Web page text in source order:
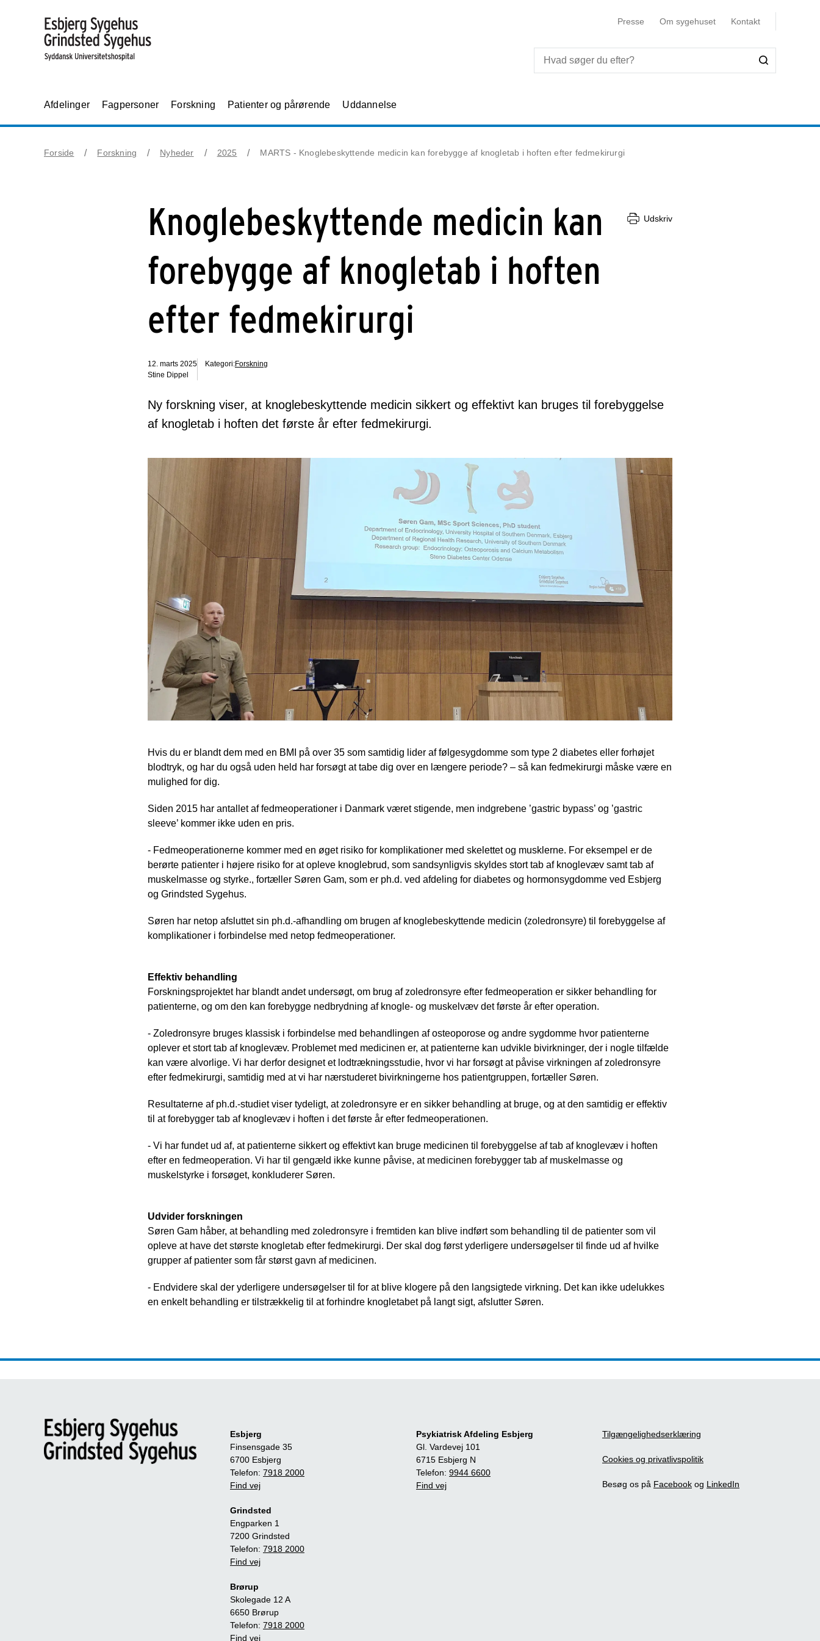
Presse Om sygehuset Kontakt
Afdelinger Fagpersoner Forskning Patienter og pårørende Uddannelse
Forside Forskning Nyheder 2025 MARTS - Knoglebeskyttende medicin kan forebygge af knogletab i hoften efter fedmekirurgi
Knoglebeskyttende medicin kan
forebygge af knogletab i hoften
efter fedmekirurgi
Udskriv
12. marts 2025
Stine Dippel
Kategori:Forskning
Ny forskning viser, at knoglebeskyttende medicin sikkert og effektivt kan bruges til forebyggelse
af knogletab i hoften det første år efter fedmekirurgi.
Hvis du er blandt dem med en BMI på over 35 som samtidig lider af følgesygdomme som type 2 diabetes eller forhøjet
blodtryk, og har du også uden held har forsøgt at tabe dig over en længere periode? – så kan fedmekirurgi måske være en
mulighed for dig.
Siden 2015 har antallet af fedmeoperationer i Danmark været stigende, men indgrebene ’gastric bypass’ og ’gastric
sleeve’ kommer ikke uden en pris.
- Fedmeoperationerne kommer med en øget risiko for komplikationer med skelettet og musklerne. For eksempel er de
berørte patienter i højere risiko for at opleve knoglebrud, som sandsynligvis skyldes stort tab af knoglevæv samt tab af
muskelmasse og styrke., fortæller Søren Gam, som er ph.d. ved afdeling for diabetes og hormonsygdomme ved Esbjerg
og Grindsted Sygehus.
Søren har netop afsluttet sin ph.d.-afhandling om brugen af knoglebeskyttende medicin (zoledronsyre) til forebyggelse af
komplikationer i forbindelse med netop fedmeoperationer.
Effektiv behandling
Forskningsprojektet har blandt andet undersøgt, om brug af zoledronsyre efter fedmeoperation er sikker behandling for
patienterne, og om den kan forebygge nedbrydning af knogle- og muskelvæv det første år efter operation.
- Zoledronsyre bruges klassisk i forbindelse med behandlingen af osteoporose og andre sygdomme hvor patienterne
oplever et stort tab af knoglevæv. Problemet med medicinen er, at patienterne kan udvikle bivirkninger, der i nogle tilfælde
kan være alvorlige. Vi har derfor designet et lodtrækningsstudie, hvor vi har forsøgt at påvise virkningen af zoledronsyre
efter fedmekirurgi, samtidig med at vi har nærstuderet bivirkningerne hos patientgruppen, fortæller Søren.
Resultaterne af ph.d.-studiet viser tydeligt, at zoledronsyre er en sikker behandling at bruge, og at den samtidig er effektiv
til at forebygger tab af knoglevæv i hoften i det første år efter fedmeoperationen.
- Vi har fundet ud af, at patienterne sikkert og effektivt kan bruge medicinen til forebyggelse af tab af knoglevæv i hoften
efter en fedmeoperation. Vi har til gengæld ikke kunne påvise, at medicinen forebygger tab af muskelmasse og
muskelstyrke i forsøget, konkluderer Søren.
Udvider forskningen
Søren Gam håber, at behandling med zoledronsyre i fremtiden kan blive indført som behandling til de patienter som vil
opleve at have det største knogletab efter fedmekirurgi. Der skal dog først yderligere undersøgelser til finde ud af hvilke
grupper af patienter som får størst gavn af medicinen.
- Endvidere skal der yderligere undersøgelser til for at blive klogere på den langsigtede virkning. Det kan ikke udelukkes
en enkelt behandling er tilstrækkelig til at forhindre knogletabet på langt sigt, afslutter Søren.
Esbjerg
Finsensgade 35
6700 Esbjerg
Telefon: 7918 2000
Find vej
Grindsted
Engparken 1
7200 Grindsted
Telefon: 7918 2000
Find vej
Brørup
Skolegade 12 A
6650 Brørup
Telefon: 7918 2000
Find vej
Psykiatrisk Afdeling Esbjerg
Gl. Vardevej 101
6715 Esbjerg N
Telefon: 9944 6600
Find vej
Tilgængelighedserklæring
Cookies og privatlivspolitik
Besøg os på Facebook og LinkedIn